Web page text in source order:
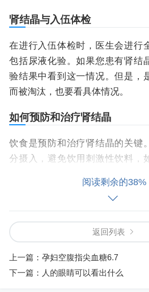
肾结晶与入伍体检
在进行入伍体检时，医生会进行
包括尿液化验。如果您患有肾结
验结果中看到这一情况。但是，
而被淘汰，也要看具体情况。
如何预防和治疗肾结晶
饮食是预防和治疗肾结晶的关键
分摄入，避免饮用刺激性饮料，
酸的食物，如蔬菜、奶类、动物内
拓展知识：肾结晶产生的原因
肾结晶往往由于人体代谢物质不
括以下几个方面：
阅读剩余的38%
返回列表
上一篇： 孕妇空腹指尖血糖6.7
下一篇：
人的眼睛可以看出什么